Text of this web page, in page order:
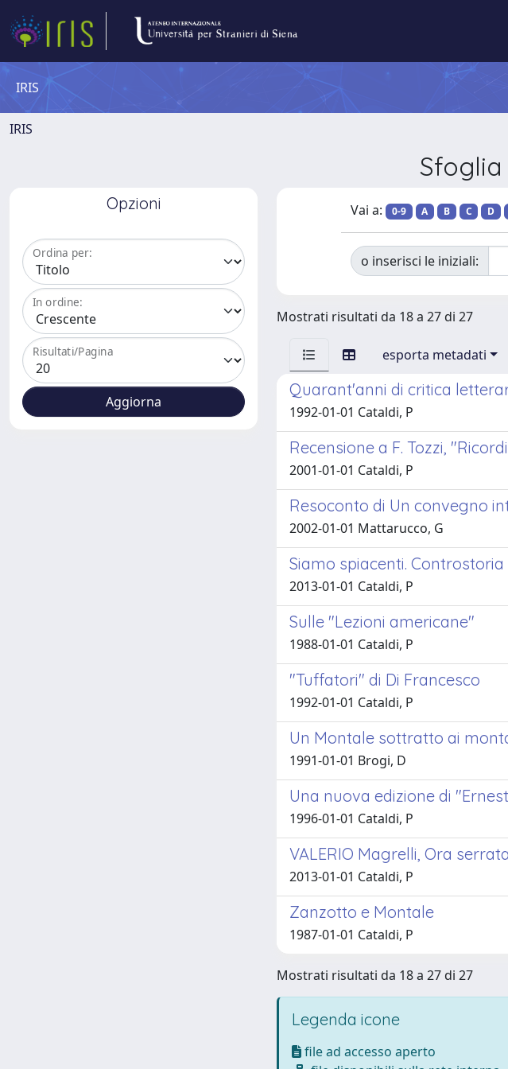
IRIS
IRIS
Opzioni
Ordina per:
In ordine:
Risultati/Pagina
Vai a: 0-9 A B C D
o inserisci le iniziali:
Mostrati risultati da 18 a 27 di 27
esporta metadati
Quarant'anni di critica
1992-01-01 Cataldi, P
Recensione a F. Tozzi,
2001-01-01 Cataldi, P
Resoconto di Un convegno
2002-01-01 Mattarucco, G
Siamo spiacenti.
2013-01-01 Cataldi, P
Sulle "Lezioni americane"
1988-01-01 Cataldi, P
"Tuffatori" di Di Francesco
1992-01-01 Cataldi, P
Un Montale sottratto ai
1991-01-01 Brogi, D
Una nuova edizione di
1996-01-01 Cataldi, P
VALERIO Magrelli, Ora
2013-01-01 Cataldi, P
Zanzotto e Montale
1987-01-01 Cataldi, P
Mostrati risultati da 18 a 27 di 27
Legenda icone
file ad accesso aperto